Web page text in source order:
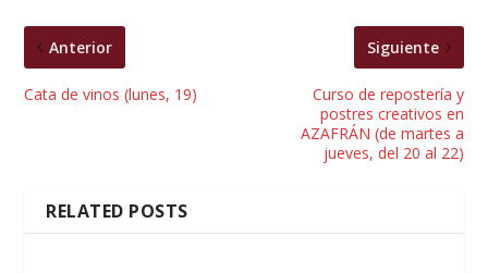
Anterior
Cata de vinos (lunes, 19)
Siguiente
Curso de repostería y
postres creativos en
AZAFRÁN (de martes a
jueves, del 20 al 22)
RELATED POSTS